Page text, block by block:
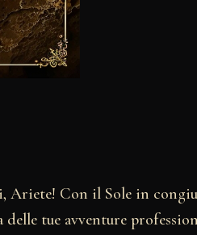
Con il Sole in
tue avventure